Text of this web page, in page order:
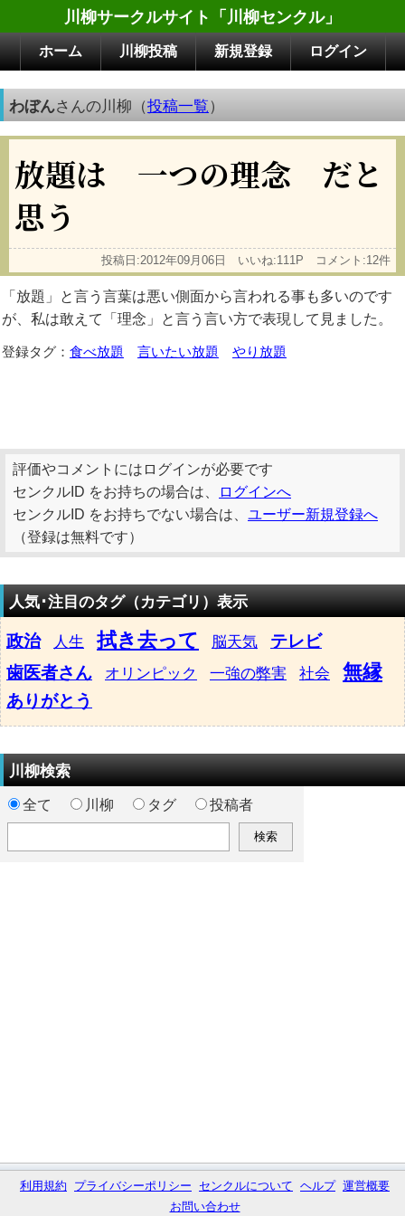
川柳サークルサイト「川柳センクル」
ホーム 川柳投稿 新規登録 ログイン
わぼんさんの川柳（投稿一覧）
放題は 一つの理念 だと
思う
投稿日:2012年09月06日 いいね:111P コメント:12件
「放題」と言う言葉は悪い側面から言われる事も多いのです
が、私は敢えて「理念」と言う言い方で表現して見ました。
登録タグ： 食べ放題 言いたい放題 やり放題
評価やコメントにはログインが必要です
センクルID をお持ちの場合は、
ログインへ
センクルID をお持ちでない場合は、 ユーザー新規登録へ
（登録は無料です）
人気･注目のタグ（カテゴリ）表示
政治 人生 拭き去って 脳天気
テレビ
歯医者さん
オリンピック 一強の弊害 社会 無縁
ありがとう
川柳検索
全て 川柳 タグ 投稿者
利用規約 プライバシーポリシー センクルについて ヘルプ 運営概要
お問い合わせ